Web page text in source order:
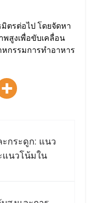
มิตรต่อไป โดยจัดหา
สูงเพื่อขับเคลื่อน
กรรมการทำอาหาร
ะกระดูก: แนว
นวโน้มใน